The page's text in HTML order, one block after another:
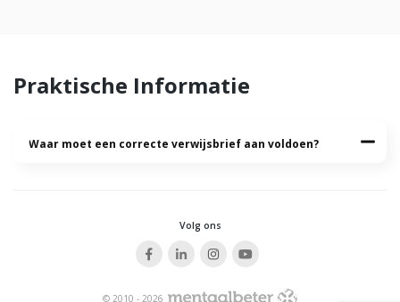
Praktische Informatie
Waar moet een correcte verwijsbrief aan voldoen?
Volg ons
© 2010 - 2026